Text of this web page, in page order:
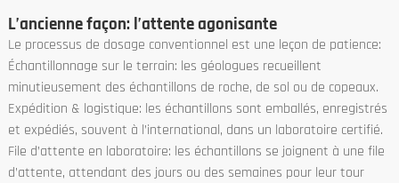
L’ancienne façon: l’attente agonisante
Le processus de dosage conventionnel est une leçon de patience:
Échantillonnage sur le terrain: les géologues recueillent
minutieusement des échantillons de roche, de sol ou de copeaux.
Expédition & logistique: les échantillons sont emballés, enregistrés
et expédiés, souvent à l’international, dans un laboratoire certifié.
File d’attente en laboratoire: les échantillons se joignent à une file
d’attente, attendant des jours ou des semaines pour leur tour